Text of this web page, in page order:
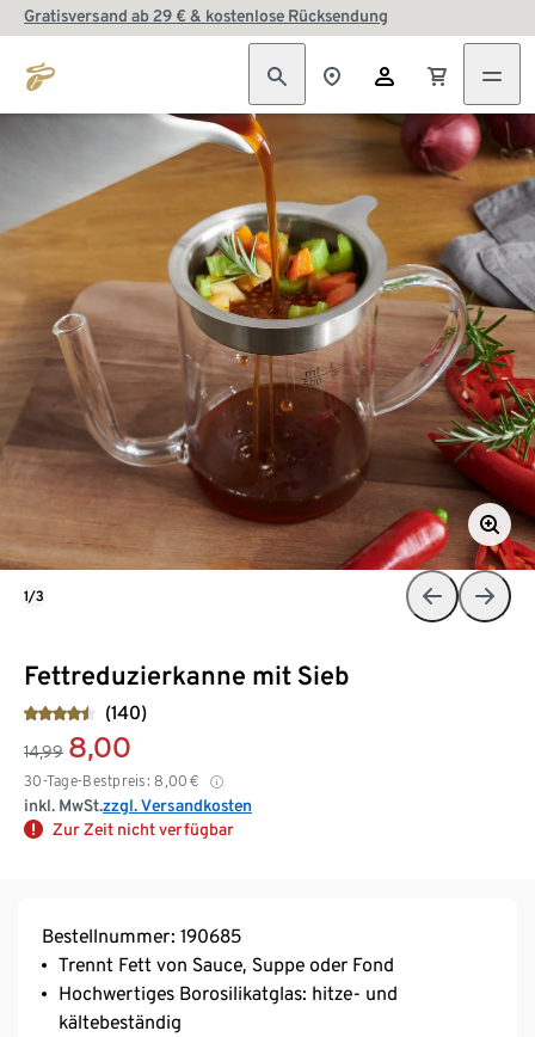
Gratisversand ab 29 € & kostenlose Rücksendung
Fettreduzierkanne mit Sieb
(140)
14,99 8,00
30-Tage-Bestpreis: 8,00 €
inkl. MwSt.zzgl. Versandkosten
Zur Zeit nicht verfügbar
1/3
Bestellnummer: 190685
Trennt Fett von Sauce, Suppe oder Fond
Hochwertiges Borosilikatglas: hitze- und
kältebeständig